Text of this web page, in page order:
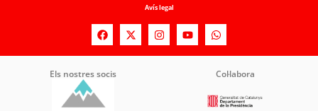
Avís legal
Els nostres socis Col·labora